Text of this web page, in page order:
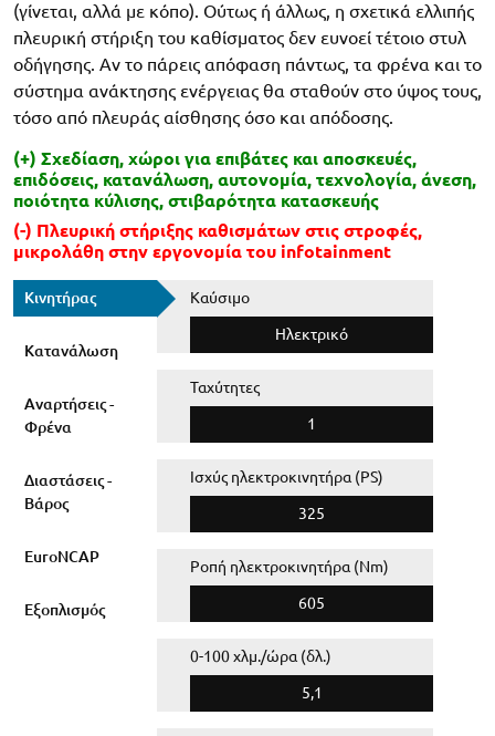
(γίνεται, αλλά με κόπο). Ούτως ή άλλως, η σχετικά ελλιπής
πλευρική στήριξη του καθίσματος δεν ευνοεί τέτοιο στυλ
οδήγησης. Αν το πάρεις απόφαση πάντως, τα φρένα και το
σύστημα ανάκτησης ενέργειας θα σταθούν στο ύψος τους,
τόσο από πλευράς αίσθησης όσο και απόδοσης.
(+) Σχεδίαση, χώροι για επιβάτες και αποσκευές,
επιδόσεις, κατανάλωση, αυτονομία, τεχνολογία, άνεση,
ποιότητα κύλισης, στιβαρότητα κατασκευής
(-) Πλευρική στήριξης καθισμάτων στις στροφές,
μικρολάθη στην εργονομία του infotainment
Κινητήρας
Κατανάλωση
Αναρτήσεις -
Φρένα
Διαστάσεις -
Βάρος
EuroNCAP
Εξοπλισμός
Καύσιμο
Ηλεκτρικό
Ταχύτητες
1
Ισχύς ηλεκτροκινητήρα (PS)
325
Ροπή ηλεκτροκινητήρα (Nm)
605
0-100 χλμ./ώρα (δλ.)
5,1